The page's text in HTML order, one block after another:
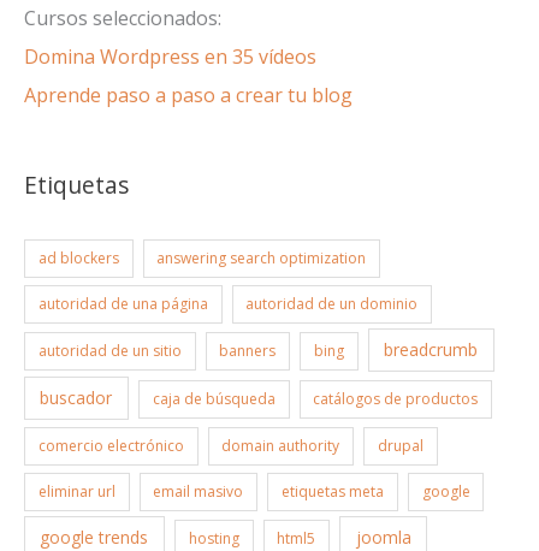
Cursos seleccionados:
Domina Wordpress en 35 vídeos
Aprende paso a paso a crear tu blog
Etiquetas
ad blockers answering search optimization
autoridad de una página autoridad de un dominio
autoridad de un sitio banners bing breadcrumb
buscador caja de búsqueda catálogos de productos
comercio electrónico domain authority drupal
eliminar url email masivo etiquetas meta google
google trends hosting html5 joomla